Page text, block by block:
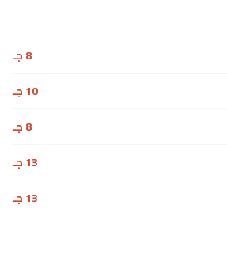
8 جـ
10 جـ
8 جـ
13 جـ
13 جـ